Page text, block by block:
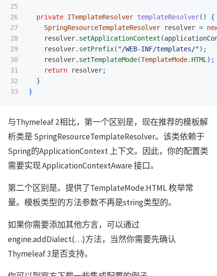
25
26
27
28
29
30
31
32
private ITemplateResolver templateResolver()
{
SpringResourceTemplateResolver
resolver =
resolver. setApplicationContext (
resolver. setPrefix( "/WEB-INF/templates/");
resolver. setTemplateMode(TemplateMode. HTML );
return
resolver;
}
}
与Thymeleaf 2相比，第一个区别是，现在推荐的模板解
析类是 SpringResourceTemplateResolver。该类依赖于
Spring的ApplicationContext 上下文。因此，你的配置类
需要实现 ApplicationContextAware 接口。
第二个区别是。提供了TemplateMode.HTML 枚举常
量。模板类型的方法参数不再是string类型的。
如果你需要添加其他方言，可以通过
engine.addDialect(…)方法，当然你需要先确认
Thymeleaf 3是否支持。